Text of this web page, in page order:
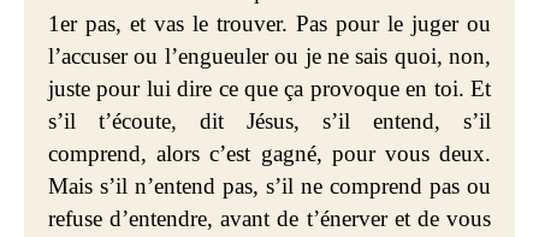
1er pas, et vas le trouver. Pas pour le juger ou
l’accuser ou l’engueuler ou je ne sais quoi, non,
juste pour lui dire ce que ça provoque en toi. Et
s’il t’écoute, dit Jésus, s’il entend, s’il
comprend, alors c’est gagné, pour vous deux.
Mais s’il n’entend pas, s’il ne comprend pas ou
refuse d’entendre, avant de t’énerver et de vous